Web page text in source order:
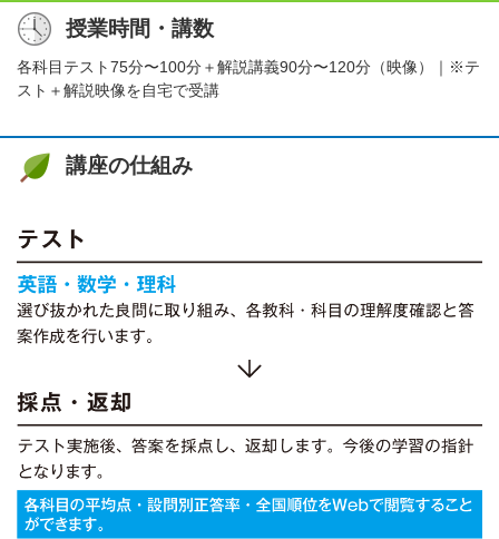
授業時間・講数
各科目テスト75分〜100分＋解説講義90分〜120分（映像）｜※テ
スト＋解説映像を自宅で受講
講座の仕組み